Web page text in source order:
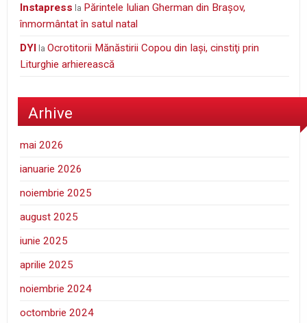
Instapress la Părintele Iulian Gherman din Braşov,
înmormântat în satul natal
DYI laOcrotitorii Mănăstirii Copou din Iaşi, cinstiţi prin
Liturghie arhierească
Arhive
mai 2026
ianuarie 2026
noiembrie 2025
august 2025
iunie 2025
aprilie 2025
noiembrie 2024
octombrie 2024